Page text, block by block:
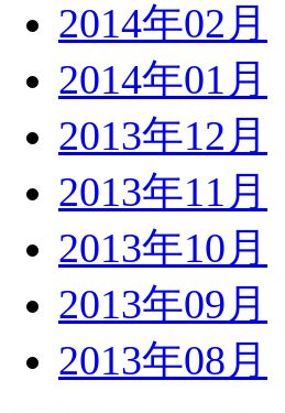
2014年02月
2014年01月
2013年12月
2013年11月
2013年10月
2013年09月
2013年08月